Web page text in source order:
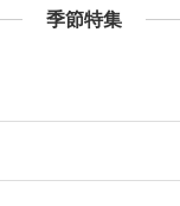
季節特集